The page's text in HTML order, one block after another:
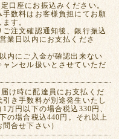
口座にお振込みください。
手数料はお客様負担にてお願
す。
ご注文確認通知後、銀行振込
業日以内にお支払くださ
内にご入金が確認出来ない
ャンセル扱いとさせていただ
け時に配達員にお支払くだ
引き手数料が別途発生いたし
1万円以下の場合税込330円、
の場合税込440円。それ以上
合せ下さい）